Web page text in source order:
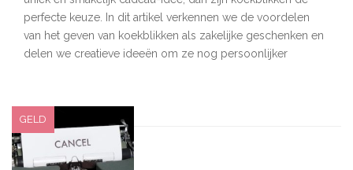
perfecte keuze. In dit artikel verkennen we de voordelen
van het geven van koekblikken als zakelijke geschenken en
delen we creatieve ideeën om ze nog persoonlijker
GELD